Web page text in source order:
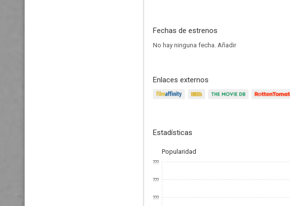
Fechas de estrenos
No hay ninguna fecha. Añadir
Enlaces externos
Estadísticas
Popularidad
???
???
???